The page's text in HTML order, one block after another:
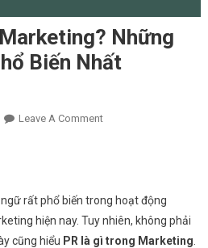
Những
Biến Nhất
Leave A CommentOn
Marketing?
Những
rất phổ biến trong hoạt động
hiện nay. Tuy nhiên, không phải
cũng hiểu PR là gì trong Marketing